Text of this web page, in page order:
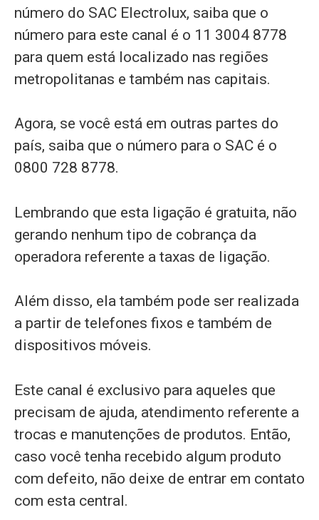
número do SAC Electrolux, saiba que o
número para este canal é o 11 3004 8778
para quem está localizado nas regiões
metropolitanas e também nas capitais.
Agora, se você está em outras partes do
país, saiba que o número para o SAC é o
0800 728 8778.
Lembrando que esta ligação é gratuita, não
gerando nenhum tipo de cobrança da
operadora referente a taxas de ligação.
Além disso, ela também pode ser realizada
a partir de telefones fixos e também de
dispositivos móveis.
Este canal é exclusivo para aqueles que
precisam de ajuda, atendimento referente a
trocas e manutenções de produtos. Então,
caso você tenha recebido algum produto
com defeito, não deixe de entrar em contato
com esta central.